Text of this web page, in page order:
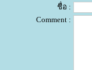
ชื่อ :
Comment :